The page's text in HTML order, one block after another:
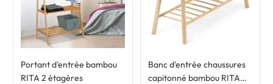
Portant d'entrée bambou
RITA 2 étagères
Banc d'entrée chaussures
capitonné bambou RITA